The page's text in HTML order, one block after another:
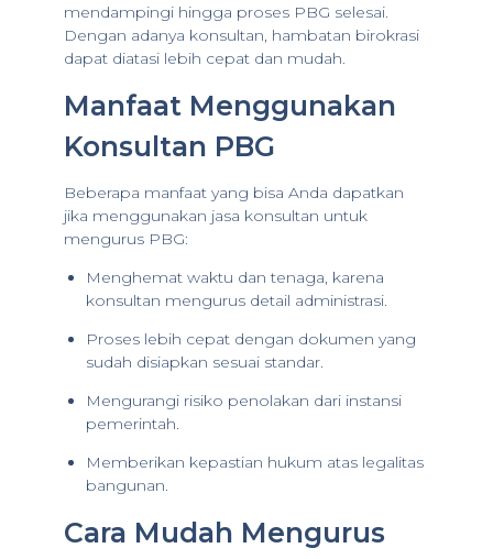
mendampingi hingga proses PBG selesai.
Dengan adanya konsultan, hambatan birokrasi
dapat diatasi lebih cepat dan mudah.
Manfaat Menggunakan
Konsultan PBG
Beberapa manfaat yang bisa Anda dapatkan
jika menggunakan jasa konsultan untuk
mengurus PBG:
Menghemat waktu dan tenaga, karena
konsultan mengurus detail administrasi.
Proses lebih cepat dengan dokumen yang
sudah disiapkan sesuai standar.
Mengurangi risiko penolakan dari instansi
pemerintah.
Memberikan kepastian hukum atas legalitas
bangunan.
Cara Mudah Mengurus